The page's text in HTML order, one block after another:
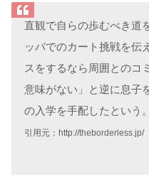
直観で自らの歩むべき道
ッパでのカート挑戦を伝
スをするなら周囲とのコ
意味がない」と逆に息子
の入学を手配したという。
引用元：http://theborderless.jp/